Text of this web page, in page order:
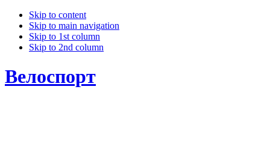
Skip to content
Skip to main navigation
Skip to 1st column
Skip to 2nd column
Велоспорт